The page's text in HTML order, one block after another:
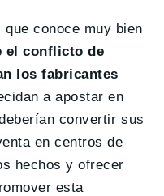
que conoce muy bien
el conflicto de
los fabricantes
a apostar en
convertir sus
en centros de
hechos y ofrecer
esta